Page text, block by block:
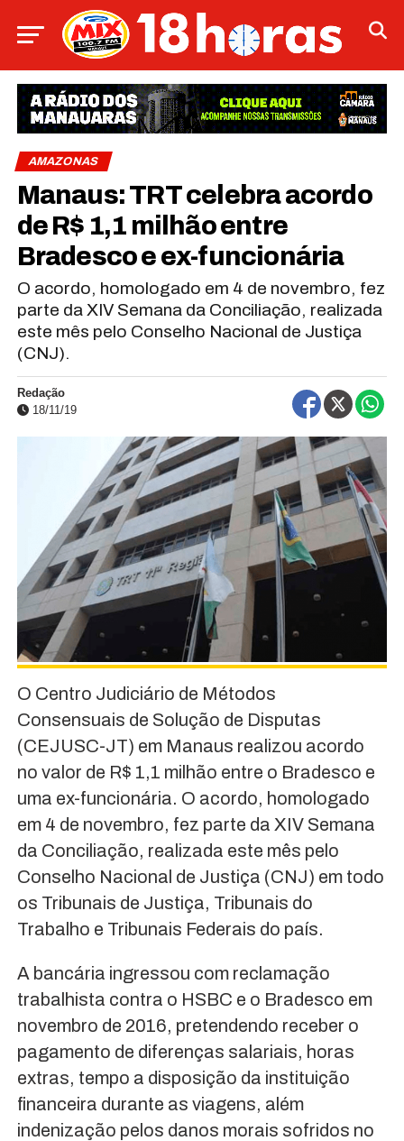
AMAZONAS
Manaus: TRT celebra acordo
de R$ 1,1 milhão entre
Bradesco e ex-funcionária
O acordo, homologado em 4 de novembro, fez
parte da XIV Semana da Conciliação, realizada
este mês pelo Conselho Nacional de Justiça
(CNJ).
Redação
18/11/19
O Centro Judiciário de Métodos
Consensuais de Solução de Disputas
(CEJUSC-JT) em Manaus realizou acordo
no valor de R$ 1,1 milhão entre o Bradesco e
uma ex-funcionária. O acordo, homologado
em 4 de novembro, fez parte da XIV Semana
da Conciliação, realizada este mês pelo
Conselho Nacional de Justiça (CNJ) em todo
os Tribunais de Justiça, Tribunais do
Trabalho e Tribunais Federais do país.
A bancária ingressou com reclamação
trabalhista contra o HSBC e o Bradesco em
novembro de 2016, pretendendo receber o
pagamento de diferenças salariais, horas
extras, tempo a disposição da instituição
financeira durante as viagens, além
indenização pelos danos morais sofridos no